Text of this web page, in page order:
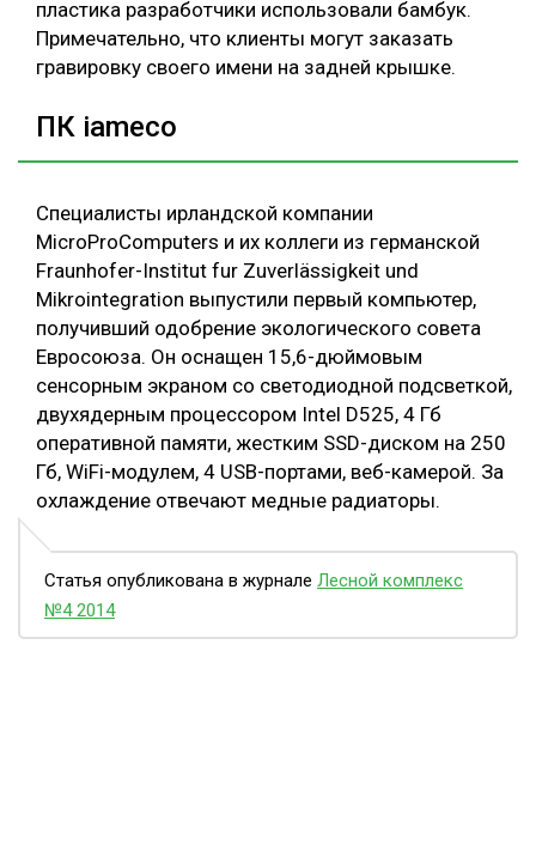
пластика разработчики использовали бамбук.
Примечательно, что клиенты могут заказать
гравировку своего имени на задней крышке.
ПК iameco
Специалисты ирландской компании
MicroProComputers и их коллеги из германской
Fraunhofer-Institut fur Zuverlässigkeit und
Mikrointegration выпустили первый компьютер,
получивший одобрение экологического совета
Евросоюза. Он оснащен 15,6-дюймовым
сенсорным экраном со светодиодной подсветкой,
двухядерным процессором Intel D525, 4 Гб
оперативной памяти, жестким SSD-диском на 250
Гб, WiFi-модулем, 4 USB-портами, веб-камерой. За
охлаждение отвечают медные радиаторы.
Статья опубликована в журнале Лесной комплекс
№4 2014